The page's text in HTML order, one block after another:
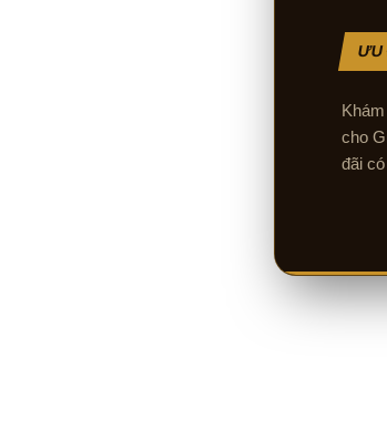
ƯU
cho
đãi